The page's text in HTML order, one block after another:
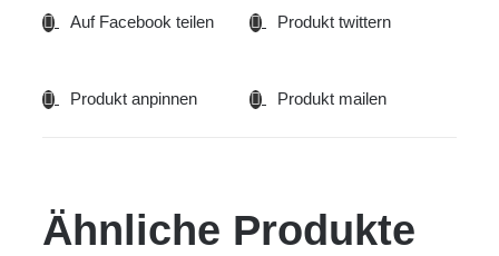
Auf Facebook teilen Produkt twittern
Produkt anpinnen Produkt mailen
Ähnliche Produkte